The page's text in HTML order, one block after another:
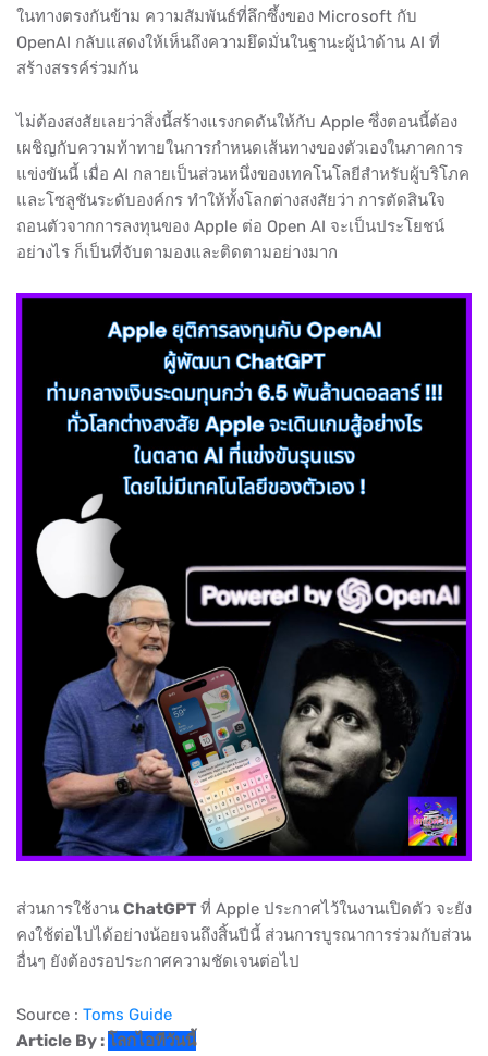
ในทางตรงกันข้าม ความสัมพันธ์ที่ลึกซึ้งของ Microsoft กับ
OpenAI กลับแสดงให้เห็นถึงความยึดมั่นในฐานะผู้นำด้าน AI ที่
สร้างสรรค์ร่วมกัน
ไม่ต้องสงสัยเลยว่าสิ่งนี้สร้างแรงกดดันให้กับ Apple ซึ่งตอนนี้ต้อง
เผชิญกับความท้าทายในการกำหนดเส้นทางของตัวเองในภาคการ
แข่งขันนี้ เมื่อ AI กลายเป็นส่วนหนึ่งของเทคโนโลยีสำหรับผู้บริโภค
และโซลูชันระดับองค์กร ทำให้ทั้งโลกต่างสงสัยว่า การตัดสินใจ
ถอนตัวจากการลงทุนของ Apple ต่อ Open AI จะเป็นประโยชน์
อย่างไร ก็เป็นที่จับตามองและติดตามอย่างมาก
ส่วนการใช้งาน ChatGPT ที่ Apple ประกาศไว้ในงานเปิดตัว จะยัง
คงใช้ต่อไปได้อย่างน้อยจนถึงสิ้นปีนี้ ส่วนการบูรณาการร่วมกับส่วน
อื่นๆ ยังต้องรอประกาศความชัดเจนต่อไป
Source : Toms Guide
Article By :โลกไอทีวันนี้